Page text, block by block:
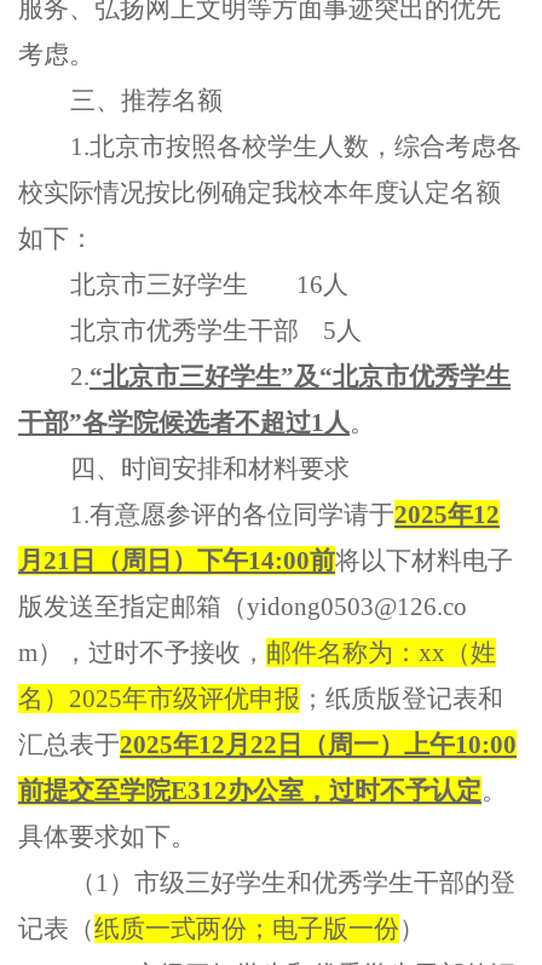
服务、弘扬网上文明等方面事迹突出的优先
考虑。
三、推荐名额
1.北京市按照各校学生人数，综合考虑各
校实际情况按比例确定我校本年度认定名额
如下：
北京市三好学生
16人
北京市优秀学生干部
5人
2.“北京市三好学生”及“北京市优秀学生
干部”各学院候选者不超过1人 。
四、时间安排和材料要求
1.有意愿参评的各位同学请于2025年12
月 21 日 （周日 ） 下午14:00前将以下材料电子
版发送至指定邮箱 （yidong0503@126.co
m） ， 过时不予接收， 邮件名称为： xx （姓
名 ） 2025年市级评优申报 ；纸质版登记表和
汇总表于2025年12月 22 日 （周一） 上午10:00
前提交至学院E312办公室，过时不予认定。
具体要求如下。
（ 1）市级三好学生和优秀学生干部的登
记表（纸质一式两份；电子版一份）